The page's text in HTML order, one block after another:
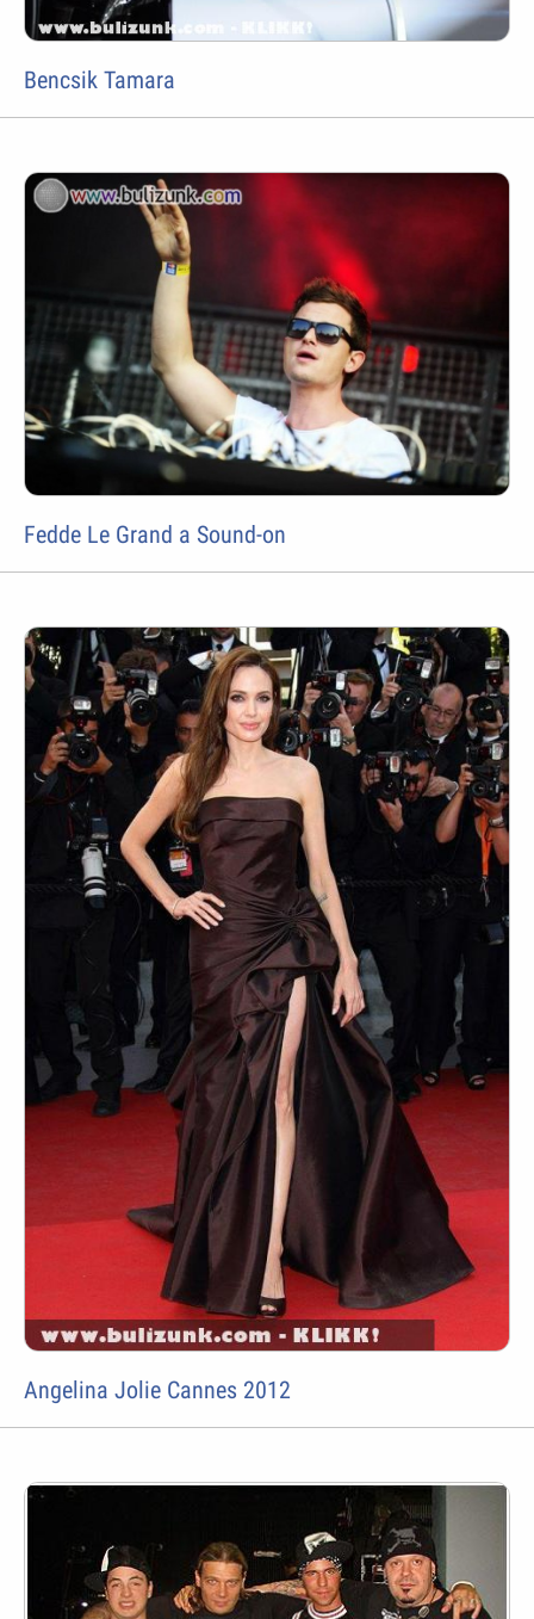
Bencsik Tamara
Fedde Le Grand a Sound-on
Angelina Jolie Cannes 2012